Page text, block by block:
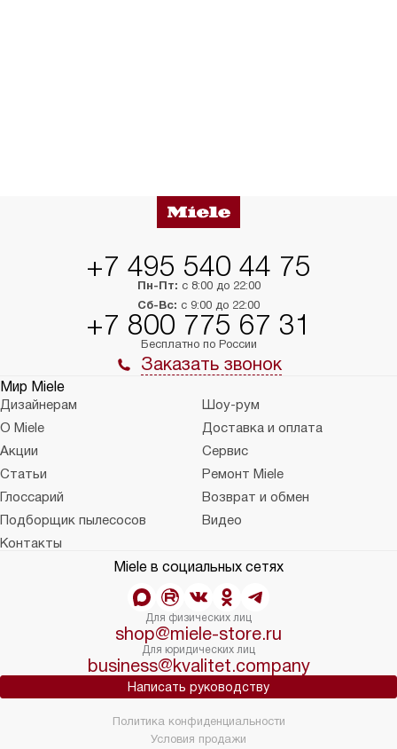
+7 495 540 44 75
Пн-Пт: с 8:00 до 22:00
Сб-Вс: с 9:00 до 22:00
+7 800 775 67 31
Бесплатно по России
Заказать звонок
Мир Miele
Дизайнерам
Шоу-рум
О Miele
Доставка и оплата
Акции
Сервис
Статьи
Ремонт Miele
Глоссарий
Возврат и обмен
Подборщик пылесосов
Видео
Контакты
Miele в социальных сетях
Для физических лиц
shop@miele-store.ru
Для юридических лиц
business@kvalitet.company
Написать руководству
Политика конфиденциальности
Условия продажи